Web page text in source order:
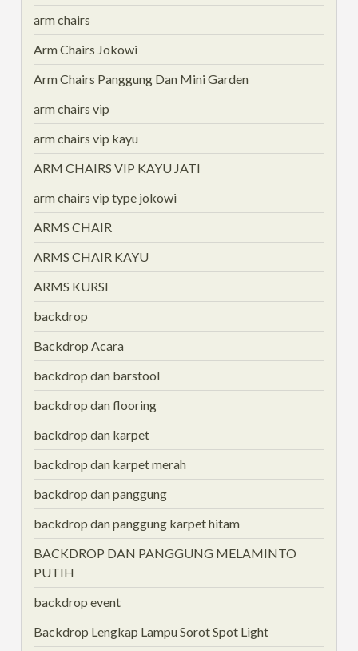
arm chairs
Arm Chairs Jokowi
Arm Chairs Panggung Dan Mini Garden
arm chairs vip
arm chairs vip kayu
ARM CHAIRS VIP KAYU JATI
arm chairs vip type jokowi
ARMS CHAIR
ARMS CHAIR KAYU
ARMS KURSI
backdrop
Backdrop Acara
backdrop dan barstool
backdrop dan flooring
backdrop dan karpet
backdrop dan karpet merah
backdrop dan panggung
backdrop dan panggung karpet hitam
BACKDROP DAN PANGGUNG MELAMINTO
PUTIH
backdrop event
Backdrop Lengkap Lampu Sorot Spot Light